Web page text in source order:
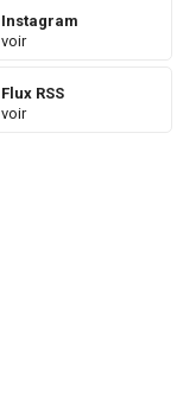
Instagram
voir
Flux RSS
voir